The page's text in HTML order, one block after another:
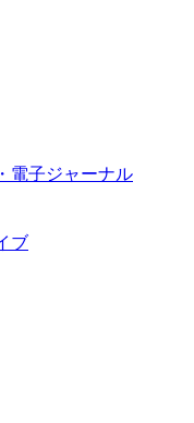
電子ジャーナル
ブ